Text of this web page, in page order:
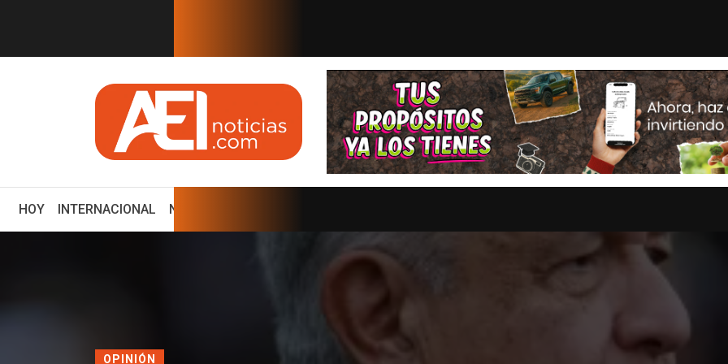
EN TIEMPO REAL
mantendrá su tasa EEUU ofrece $25 millones por estadounidense acusado ... CHQH: EE. UU.
HOY(CURRENT)
INTERNACIONAL NACIONAL
OPINIÓN